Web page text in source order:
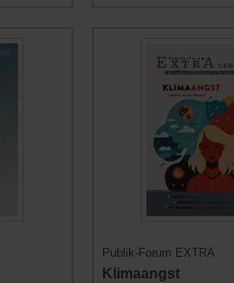
Publik-Forum EXTRA
Klimaangst